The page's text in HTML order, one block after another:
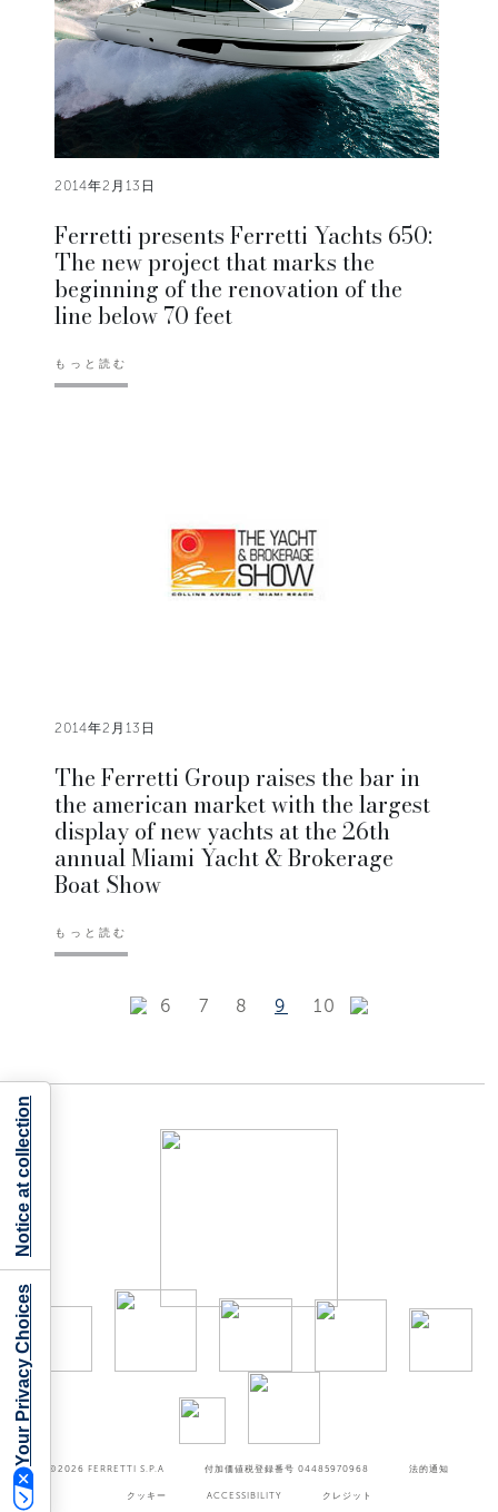
2014年2月13日
Ferretti presents Ferretti Yachts 650:
The new project that marks the
beginning of the renovation of the
line below 70 feet
もっと読む
2014年2月13日
The Ferretti Group raises the bar in
the american market with the largest
display of new yachts at the 26th
annual Miami Yacht & Brokerage
Boat Show
もっと読む
6 7 8 9 10
©2026 FERRETTI S.P.A 付加価値税登録番号 04485970968 法的通知
クッキー ACCESSIBILITY クレジット
Your Privacy Choices
Notice at collection